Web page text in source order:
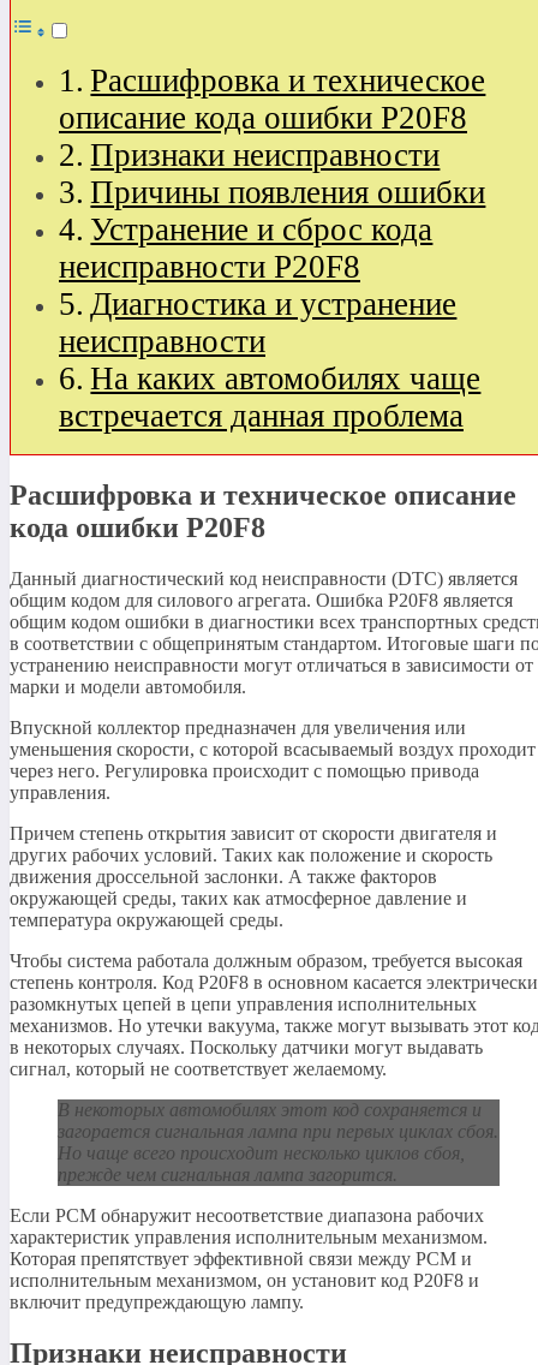
Расшифровка и техническое
описание кода ошибки P20F8
Признаки неисправности
Причины появления ошибки
Устранение и сброс кода
неисправности P20F8
Диагностика и устранение
неисправности
На каких автомобилях чаще
встречается данная проблема
Расшифровка и техническое описание
кода ошибки P20F8
Данный диагностический код неисправности (DTC) является
общим кодом для силового агрегата. Ошибка P20F8 является
общим кодом ошибки в диагностики всех транспортных
в соответствии с общепринятым стандартом. Итоговые шаги
устранению неисправности могут отличаться в зависимости от
марки и модели автомобиля.
Впускной коллектор предназначен для увеличения или
уменьшения скорости, с которой всасываемый воздух проходит
через него. Регулировка происходит с помощью привода
управления.
Причем степень открытия зависит от скорости двигателя и
других рабочих условий. Таких как положение и скорость
движения дроссельной заслонки. А также факторов
окружающей среды, таких как атмосферное давление и
температура окружающей среды.
Чтобы система работала должным образом, требуется высокая
степень контроля. Код P20F8 в основном касается
разомкнутых цепей в цепи управления исполнительных
механизмов. Но утечки вакуума, также могут вызывать этот
в некоторых случаях. Поскольку датчики могут выдавать
сигнал, который не соответствует желаемому.
В некоторых автомобилях этот код сохраняется и
загорается сигнальная лампа при первых циклах сбоя.
Но чаще всего происходит несколько циклов сбоя,
прежде чем сигнальная лампа загорится.
Если PCM обнаружит несоответствие диапазона рабочих
характеристик управления исполнительным механизмом.
Которая препятствует эффективной связи между PCM и
исполнительным механизмом, он установит код P20F8 и
включит предупреждающую лампу.
Признаки неисправности